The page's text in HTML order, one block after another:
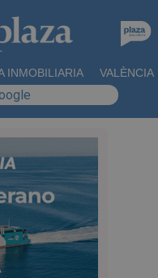
INMOBILIARIA VALÈNCIA